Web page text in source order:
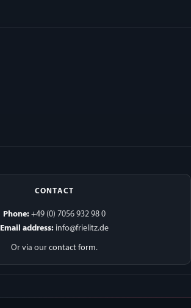
CONTACT
Phone: +49 (0) 7056 932 98 0
Email address: info@frielitz.de
Or via our contact form.